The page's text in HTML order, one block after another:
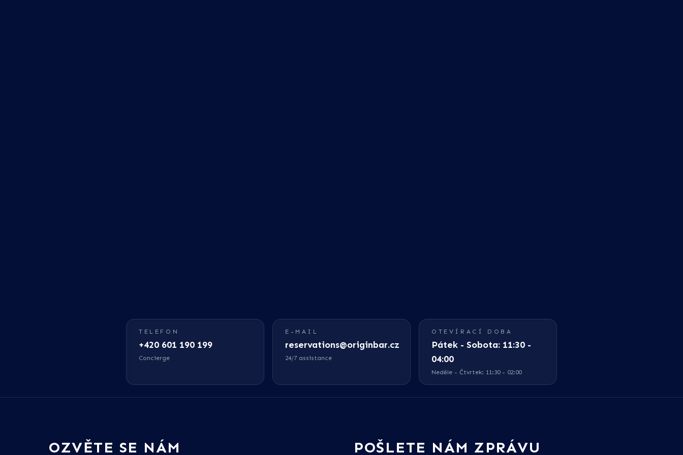
TELEFON
+420 601 190 199
Concierge
E-MAIL
reservations@originbar.cz
24/7 assistance
OTEVÍRACÍ DOBA
Pátek - Sobota: 11:30 -
04:00
Neděle - Čtvrtek: 11:30 - 02:00
OZVĚTE SE NÁM POŠLETE NÁM ZPRÁVU